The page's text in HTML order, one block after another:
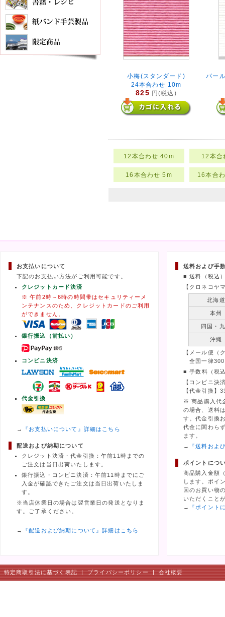
小梅(スタンダード)
24本合わせ 10m
825 円(税込)
パー
12本合わせ 40m 12本合
16本合わせ 5m 16本合
特定商取引法に基づく表記 | プライバシーポリシー | 会社概要
お支払いについて
下記のお支払い方法がご利用可能です。
クレジットカード決済
※ 午前2時～6時の時間帯はセキュリティーメ
ンテナンスのため、クレジットカードのご利用
ができません。
銀行振込（前払い）
コンビニ決済
代金引換
→ 『お支払いについて』詳細はこちら
配送および納期について
クレジット決済・代金引換：午前11時までの
ご注文は当日出荷いたします。
銀行振込・コンビニ決済：午前11時までにご
入金が確認できたご注文は当日出荷いたしま
す。
※当店休業日の場合は翌営業日の発送となりま
す。ご了承ください。
→ 『配送および納期について』詳細はこちら
送料および手
■ 送料（税込
【クロネコヤ
北海道
本州
四国・
沖縄
【メール便（
全国一律300
■ 手数料（税
【コンビニ決
【代金引換】
※ 商品購入代
の場合、送料
す。代金引換
代金に関わら
ます。
→
『送料およ
ポイントにつ
商品購入金額
します。ポイ
回のお買い物
いただくこと
→
『ポイント